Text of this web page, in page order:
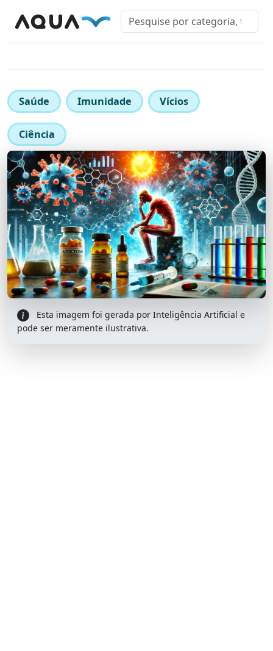
Saúde Imunidade Vícios
Ciência
Esta imagem foi gerada por Inteligência Artificial e
pode ser meramente ilustrativa.